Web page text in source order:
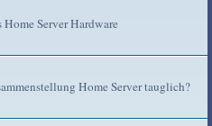
Server Hardware
Home Server tauglich?